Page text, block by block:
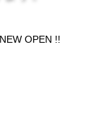
OPEN !!